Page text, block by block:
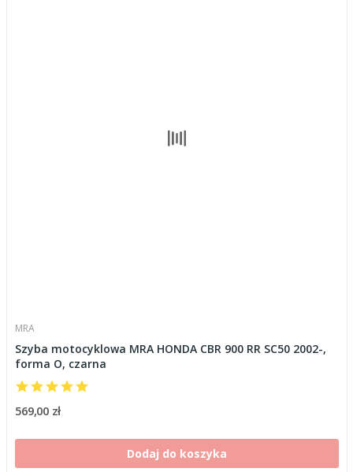
MRA
Szyba motocyklowa MRA HONDA CBR 900 RR SC50 2002-,
forma O, czarna
569,00 zł
Dodaj do koszyka